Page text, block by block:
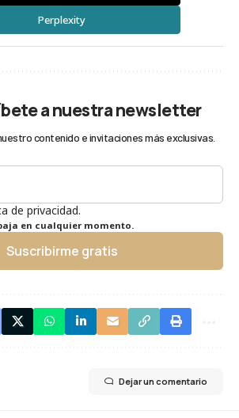
Perplexity
a nuestra newsletter
contenido e invitaciones más exclusivas.
de privacidad.
en cualquier momento.
Suscribirme gratis
Dejar un comentario